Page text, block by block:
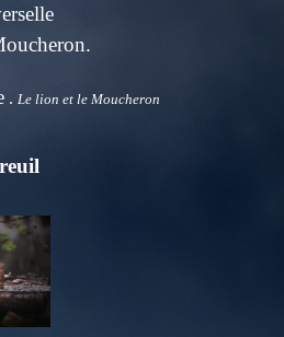
. Le lion et le Moucheron